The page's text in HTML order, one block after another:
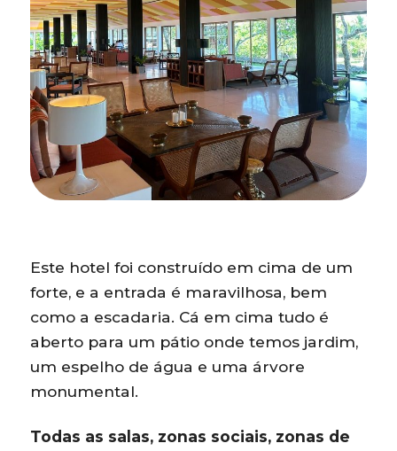
Este hotel foi construído em cima de um
forte, e a entrada é maravilhosa, bem
como a escadaria. Cá em cima tudo é
aberto para um pátio onde temos jardim,
um espelho de água e uma árvore
monumental.
Todas as salas, zonas sociais, zonas de